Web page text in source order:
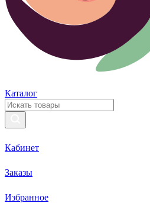
Каталог
Кабинет
Заказы
Избранное